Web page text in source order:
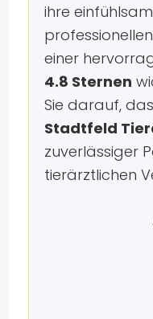
ihre
einer
4.8 Sternen
Sie darauf,
Stadtfeld
zuverlässiger
tierärztlichen